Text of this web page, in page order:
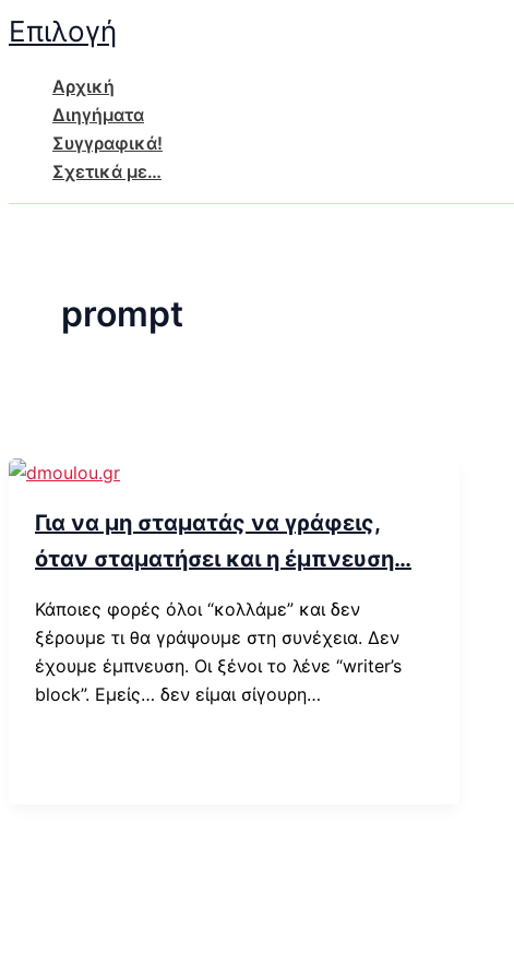
Μετάβαση
στο
περιεχόμενο
Επιλογή
Αρχική
Διηγήματα
Συγγραφικά!
Σχετικά με…
prompt
Για να μη σταματάς να γράφεις,
όταν σταματήσει και η έμπνευση…
Κάποιες φορές όλοι “κολλάμε” και δεν
ξέρουμε τι θα γράψουμε στη συνέχεια. Δεν
έχουμε έμπνευση. Οι ξένοι το λένε “writer’s
block”. Εμείς… δεν είμαι σίγουρη…